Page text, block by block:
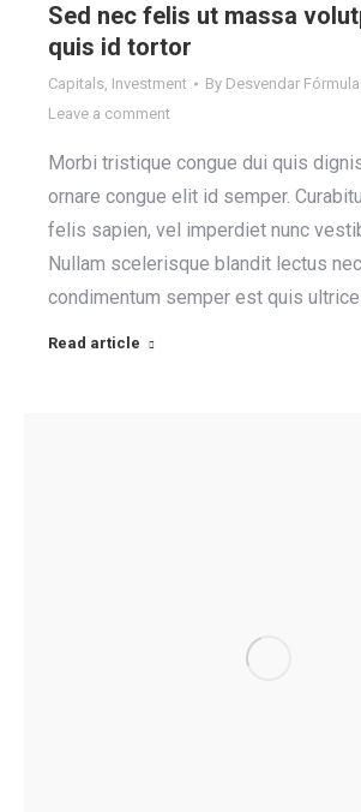
Sed nec felis ut massa
quis id tortor
Capitals, Investment By Desvendar
Leave a comment
Morbi tristique congue dui quis
ornare congue elit id semper.
felis sapien, vel imperdiet nunc
Nullam scelerisque blandit lectus
condimentum semper est quis
Read article